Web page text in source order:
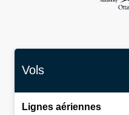
Vols
Lignes aériennes